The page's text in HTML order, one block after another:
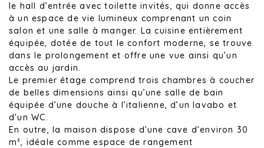
le hall d’entrée avec toilette invités, qui donne accès
à un espace de vie lumineux comprenant un coin
salon et une salle à manger. La cuisine entièrement
équipée, dotée de tout le confort moderne, se trouve
dans le prolongement et offre une vue ainsi qu’un
accès au jardin.
Le premier étage comprend trois chambres à coucher
de belles dimensions ainsi qu’une salle de bain
équipée d’une douche à l’italienne, d’un lavabo et
d’un WC.
En outre, la maison dispose d’une cave d’environ 30
m², idéale comme espace de rangement